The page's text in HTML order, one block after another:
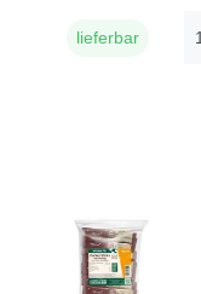
lieferbar